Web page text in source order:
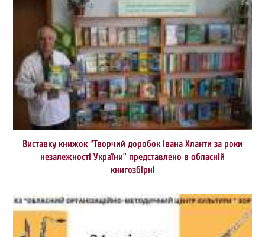
Виставку книжок “Творчий доробок Івана Хланти за роки
незалежності України” представлено в обласній
книгозбірні